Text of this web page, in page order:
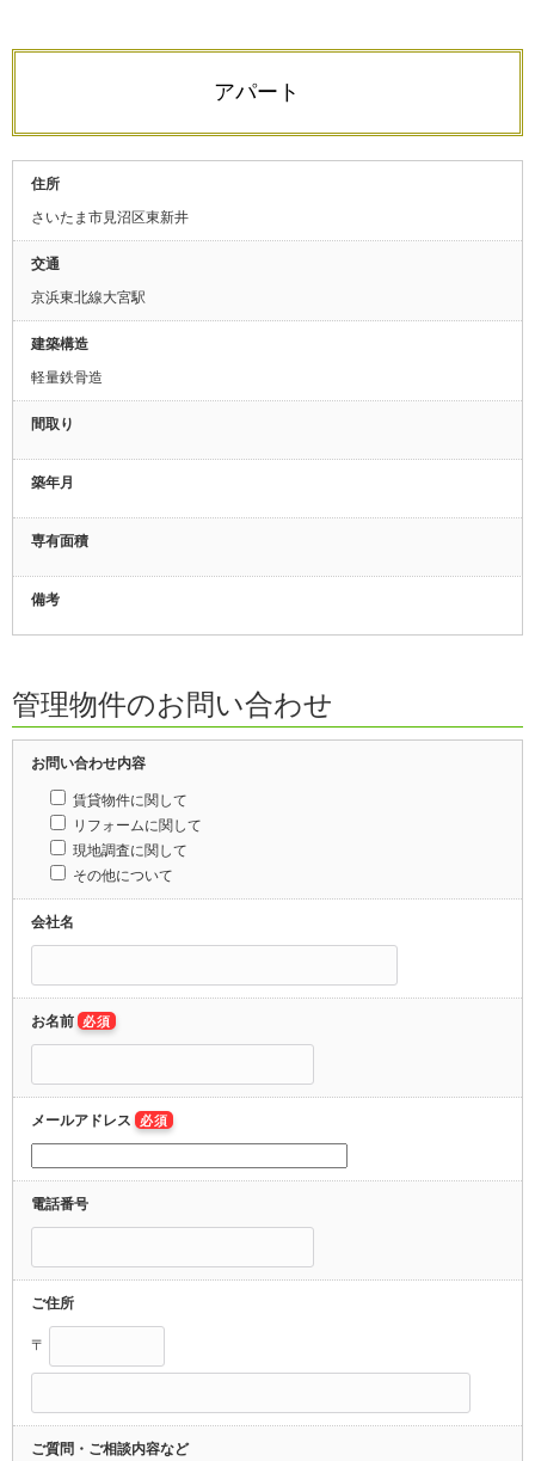
アパート
住所
さいたま市見沼区東新井
交通
京浜東北線大宮駅
建築構造
軽量鉄骨造
間取り
築年月
専有面積
備考
管理物件のお問い合わせ
お問い合わせ内容
賃貸物件に関して
リフォームに関して
現地調査に関して
その他について
会社名
お名前 必須
メールアドレス 必須
電話番号
ご住所
〒
ご質問・ご相談内容など